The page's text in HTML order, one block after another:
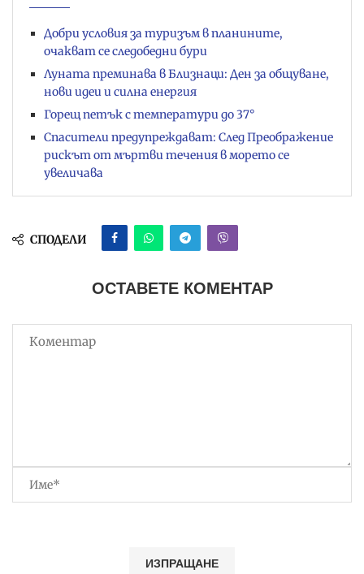
Добри условия за туризъм в планините,
очакват се следобедни бури
Луната преминава в Близнаци: Ден за общуване,
нови идеи и силна енергия
Горещ петък с температури до 37°
Спасители предупреждават: След Преображение
рискът от мъртви течения в морето се
увеличава
СПОДЕЛИ
ОСТАВЕТЕ КОМЕНТАР